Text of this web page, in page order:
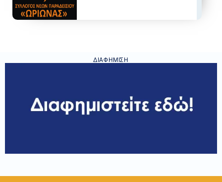
ΔΙΑΦΉΜΙΣΗ